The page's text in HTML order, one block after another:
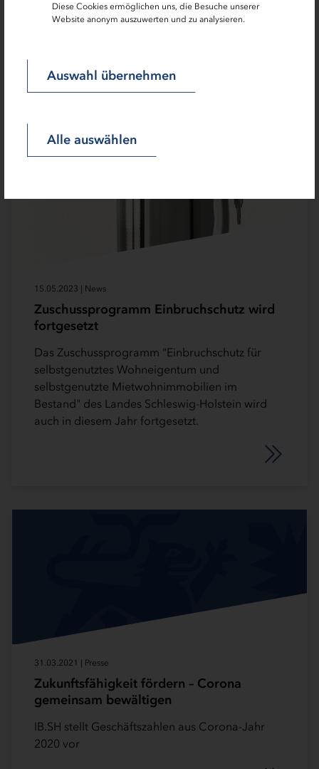
Diese Cookies ermöglichen uns, die Besuche unserer
Website anonym auszuwerten und zu analysieren.
Auswahl übernehmen
Alle auswählen
Kaufpreise haben wir die Förderbedingungen
für diese beiden Immobilienförderprodukte
15.05.2023 | News
Zuschussprogramm Einbruchschutz wird
fortgesetzt
Das Zuschussprogramm "Einbruchschutz für
selbstgenutztes Wohneigentum und
selbstgenutzte Mietwohnimmobilien im
Bestand" des Landes Schleswig-Holstein wird
auch in diesem Jahr fortgesetzt.
31.03.2021 | Presse
Zukunftsfähigkeit fördern – Corona
gemeinsam bewältigen
IB.SH stellt Geschäftszahlen aus Corona-Jahr
2020 vor